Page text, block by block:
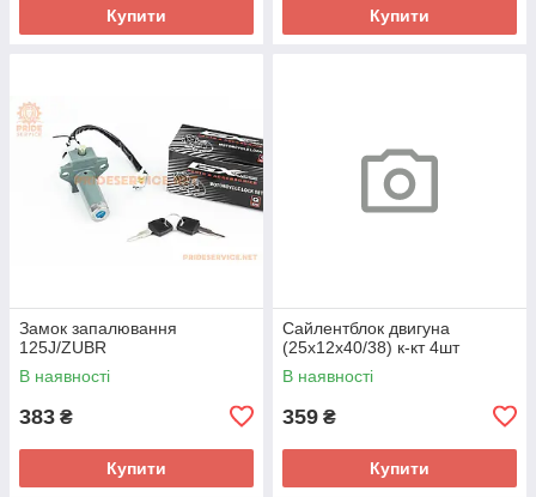
Купити Купити
Замок запалювання
125J/ZUBR
В наявності
383 ₴
Купити
Сайлентблок двигуна
(25x12x40/38) к-кт 4шт
В наявності
359 ₴
Купити